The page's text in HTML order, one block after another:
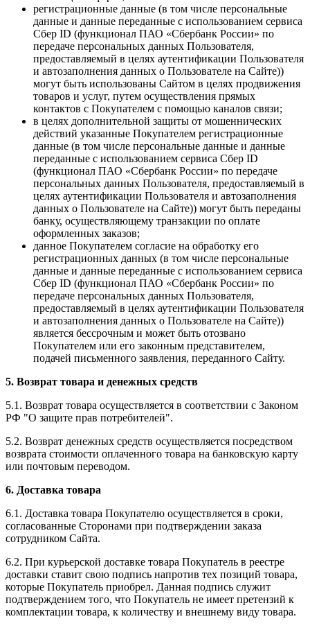
регистрационные данные (в том числе персональные
данные и данные переданные с использованием сервиса
Сбер ID (функционал ПАО «Сбербанк России» по
передаче персональных данных Пользователя,
предоставляемый в целях аутентификации Пользователя
и автозаполнения данных о Пользователе на Сайте))
могут быть использованы Сайтом в целях продвижения
товаров и услуг, путем осуществления прямых
контактов с Покупателем с помощью каналов связи;
в целях дополнительной защиты от мошеннических
действий указанные Покупателем регистрационные
данные (в том числе персональные данные и данные
переданные с использованием сервиса Сбер ID
(функционал ПАО «Сбербанк России» по передаче
персональных данных Пользователя, предоставляемый в
целях аутентификации Пользователя и автозаполнения
данных о Пользователе на Сайте)) могут быть переданы
банку, осуществляющему транзакции по оплате
оформленных заказов;
данное Покупателем согласие на обработку его
регистрационных данных (в том числе персональные
данные и данные переданные с использованием сервиса
Сбер ID (функционал ПАО «Сбербанк России» по
передаче персональных данных Пользователя,
предоставляемый в целях аутентификации Пользователя
и автозаполнения данных о Пользователе на Сайте))
является бессрочным и может быть отозвано
Покупателем или его законным представителем,
подачей письменного заявления, переданного Сайту.
5. Возврат товара и денежных средств
5.1. Возврат товара осуществляется в соответствии с Законом
РФ "О защите прав потребителей".
5.2. Возврат денежных средств осуществляется посредством
возврата стоимости оплаченного товара на банковскую карту
или почтовым переводом.
6. Доставка товара
6.1. Доставка товара Покупателю осуществляется в сроки,
согласованные Сторонами при подтверждении заказа
сотрудником Сайта.
6.2. При курьерской доставке товара Покупатель в реестре
доставки ставит свою подпись напротив тех позиций товара,
которые Покупатель приобрел. Данная подпись служит
подтверждением того, что Покупатель не имеет претензий к
комплектации товара, к количеству и внешнему виду товара.